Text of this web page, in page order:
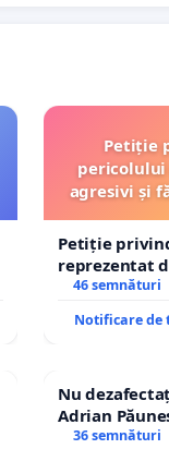
Petiție
pericolului
agresivi și
Petiție
reprezentat
stăpân din
46 semnături
Notificare de
Nu
Adrian
Icoanei!
36 semnături